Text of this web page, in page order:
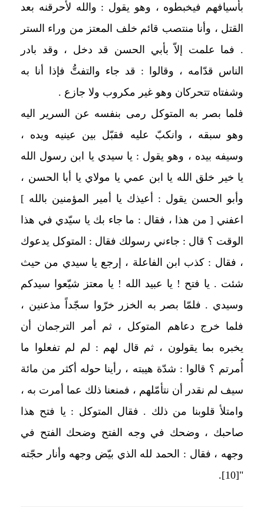
بأسيافهم فيخبطوه ، وهو يقول : والله لأحرقنه بعد
القتل ، وأنا منتصب قائم خلف المعتز من وراء الستر
. فما علمت إلاّ بأبي الحسن قد دخل ، وقد بادر
الناس قدّامه ، وقالوا : قد جاء والتفتُّ فإذا أنا به
وشفتاه تتحركان وهو غير مكروب ولا جازع .
فلما بصر به المتوكل رمى بنفسه عن السرير اليه
وهو سبقه ، وانكبّ عليه فقبّل بين عينيه ويده ،
وسيفه بيده ، وهو يقول : يا سيدي يا ابن رسول الله
يا خير خلق الله يا ابن عمي يا مولاي يا أبا الحسن ،
وأبو الحسن يقول : أعيذك يا أمير المؤمنين بالله ]
اعفني [ من هذا ، فقال : ما جاء بك يا سيّدي في هذا
الوقت ؟ قال : جاءني رسولك فقال : المتوكل يدعوك
، فقال : كذب ابن الفاعلة ، إرجع يا سيدي من حيث
شئت . يا فتح ! يا عبيد الله ! يا معتز شيّعوا سيدكم
وسيدي . فلمّا بصر به الخزر خرّوا سجّداً مذعنين ،
فلما خرج دعاهم المتوكل ، ثم أمر الترجمان أن
يخبره بما يقولون ، ثم قال لهم : لم لم تفعلوا ما
أُمرتم ؟ قالوا : شدّة هيبته ، رأينا حوله أكثر من مائة
سيف لم نقدر أن نتأمّلهم ، فمنعنا ذلك عما أمرت به ،
وامتلأ قلوبنا من ذلك . فقال المتوكل : يا فتح هذا
صاحبك ، وضحك في وجه الفتح وضحك الفتح في
وجهه ، فقال : الحمد لله الذي بيّض وجهه وأنار حجّته
"
[10]
.